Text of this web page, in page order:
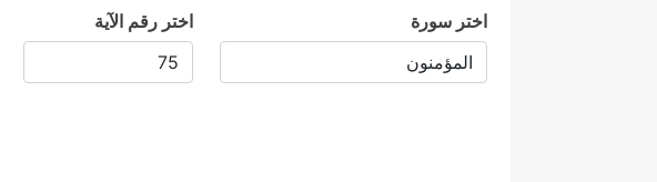
اختر سورة اختر رقم الآية